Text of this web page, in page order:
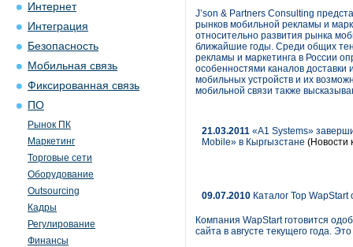
Интернет
Интеграция
Безопасность
Мобильная связь
Фиксированная связь
ПО
Рынок ПК
Маркетинг
Торговые сети
Оборудование
Outsourcing
Кадры
Регулирование
Финансы
J’son & Partners Consulting
рынков мобильной рекламы и
относительно развития рынка
ближайшие годы. Среди общих
рекламы и маркетинга в России
особенностями каналов
мобильных устройств и их
мобильной связи также
21.03.2011 «A1 Systems»
Mobile» в Кыргызстане (Новости
09.07.2010 Каталог Top
Компания WapStart готовится
сайта в августе текущего года.